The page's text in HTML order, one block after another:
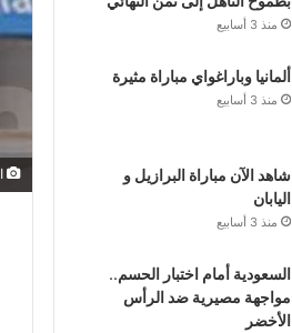
منذ 3 أسابيع
ألمانيا وباراغواي مباراة مثيرة
منذ 3 أسابيع
شاهد الآن مباراة البرازيل و
اليابان
منذ 3 أسابيع
السعودية أمام اختبار الحسم..
مواجهة مصيرية ضد الرأس
الأخضر